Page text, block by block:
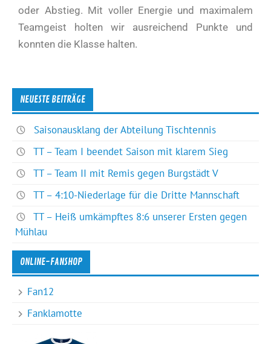
oder Abstieg. Mit voller Energie und maximalem
Teamgeist holten wir ausreichend Punkte und
konnten die Klasse halten.
NEUESTE BEITRÄGE
Saisonausklang der Abteilung Tischtennis
TT – Team I beendet Saison mit klarem Sieg
TT – Team II mit Remis gegen Burgstädt V
TT – 4:10-Niederlage für die Dritte Mannschaft
TT – Heiß umkämpftes 8:6 unserer Ersten gegen
Mühlau
ONLINE-FANSHOP
Fan12
Fanklamotte